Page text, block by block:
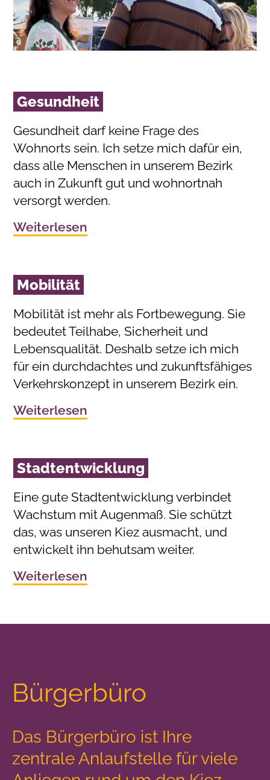
Gesundheit
Gesundheit darf keine Frage des
Wohnorts sein. Ich setze mich dafür ein,
dass alle Menschen in unserem Bezirk
auch in Zukunft gut und wohnortnah
versorgt werden.
Weiterlesen
Mobilität
Mobilität ist mehr als Fortbewegung. Sie
bedeutet Teilhabe, Sicherheit und
Lebensqualität. Deshalb setze ich mich
für ein durchdachtes und zukunftsfähiges
Verkehrskonzept in unserem Bezirk ein.
Weiterlesen
Stadtentwicklung
Eine gute Stadtentwicklung verbindet
Wachstum mit Augenmaß. Sie schützt
das, was unseren Kiez ausmacht, und
entwickelt ihn behutsam weiter.
Weiterlesen
Bürgerbüro
Das Bürgerbüro ist Ihre
zentrale Anlaufstelle für viele